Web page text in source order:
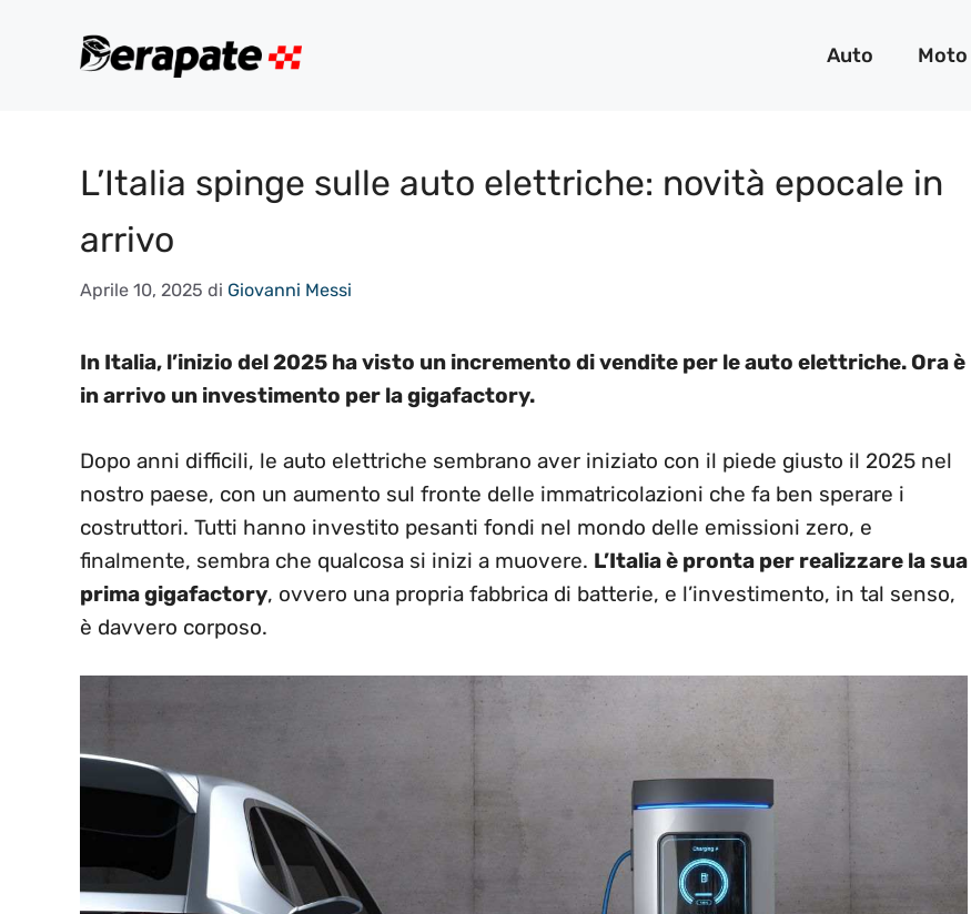
Auto Moto
L’Italia spinge sulle auto elettriche: novità epocale in
arrivo
Aprile 10, 2025 di Giovanni Messi
In Italia, l’inizio del 2025 ha visto un incremento di vendite per le auto elettriche. Ora è
in arrivo un investimento per la gigafactory.
Dopo anni difficili, le auto elettriche sembrano aver iniziato con il piede giusto il 2025 nel
nostro paese, con un aumento sul fronte delle immatricolazioni che fa ben sperare i
costruttori. Tutti hanno investito pesanti fondi nel mondo delle emissioni zero, e
finalmente, sembra che qualcosa si inizi a muovere. L’Italia è pronta per realizzare la sua
prima gigafactory, ovvero una propria fabbrica di batterie, e l’investimento, in tal senso,
è davvero corposo.